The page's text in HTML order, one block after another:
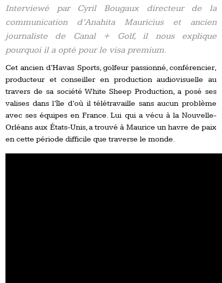
Interviewé par Cyril Bougaux directeur de la
communication d’Anahita Mauricius et ancien
journaliste de Canal + Golf, il nous explique
pourquoi il a opté pour le visa premium.
Cet ancien d’Havas Sports, golfeur passionné, conférencier,
producteur et conseiller en production audiovisuelle au
travers de sa société White Sheep Production, a posé ses
valises dans l’île d’où il télétravaille sans aucun problème
avec ses équipes en France. Lui qui a vécu à la Nouvelle-
Orléans aux États-Unis, a trouvé à Maurice un havre de paix
en cette période difficile que traverse le monde.